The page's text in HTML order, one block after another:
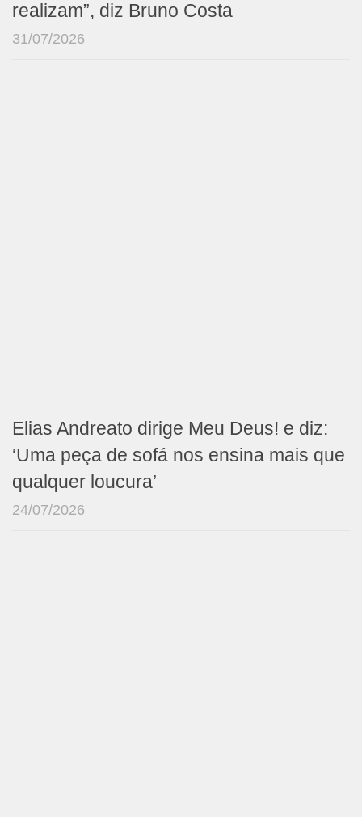
realizam”, diz Bruno Costa
31/07/2026
Elias Andreato dirige Meu Deus! e diz:
‘Uma peça de sofá nos ensina mais que
qualquer loucura’
24/07/2026